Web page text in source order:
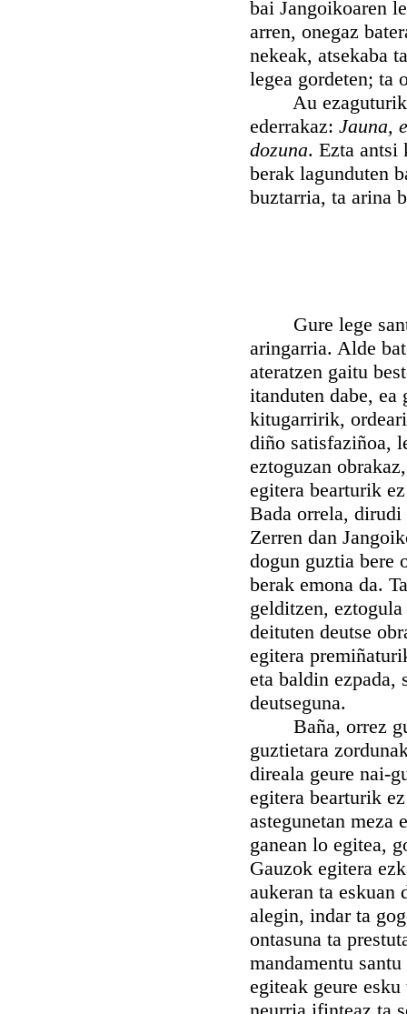
bai Jangoikoaren
arren, onegaz
nekeak, atsekaba
legea gordeten; ta
Au ezaguturik
ederrakaz: Jauna,
dozuna. Ezta antsi
berak lagunduten
buztarria, ta arina
Gure lege santu
aringarria. Alde
ateratzen gaitu
itanduten dabe,
kitugarririk,
diño satisfaziñoa,
eztoguzan
egitera bearturik
Bada orrela,
Zerren dan
dogun guztia bere
berak emona da.
gelditzen,
deituten deutse
egitera
eta baldin ezpada,
deutseguna.
Baña, orrez
guztietara
direala geure nai-
egitera bearturik
astegunetan meza
ganean lo egitea,
Gauzok egitera
aukeran ta eskuan
alegin, indar ta
ontasuna ta
mandamentu
egiteak geure